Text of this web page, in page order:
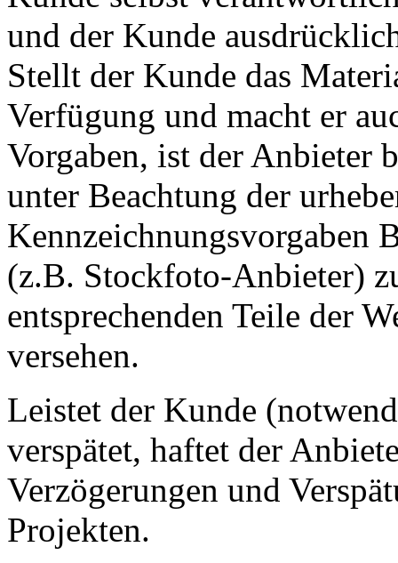
und der Kunde
Stellt der Kunde das
Verfügung und macht er
Vorgaben, ist der Anbieter
unter Beachtung der
Kennzeichnungsvorgaben
(z.B. Stockfoto-Anbieter)
entsprechenden Teile der
versehen.
Leistet der Kunde
verspätet, haftet der
Verzögerungen und
Projekten.